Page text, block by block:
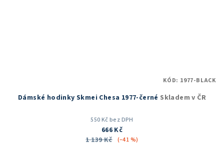
Dámské hodinky Skmei Chesa 1977-černé Skladem v ČR
550 Kč bez DPH
666 Kč
1 139 Kč
(–41 %)
KÓD: 1977-BLACK